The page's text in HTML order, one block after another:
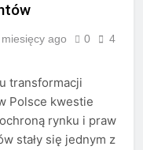
miesięcy ago 0
4
transformacji
Polsce kwestie
rynku i praw
stały się jednym z